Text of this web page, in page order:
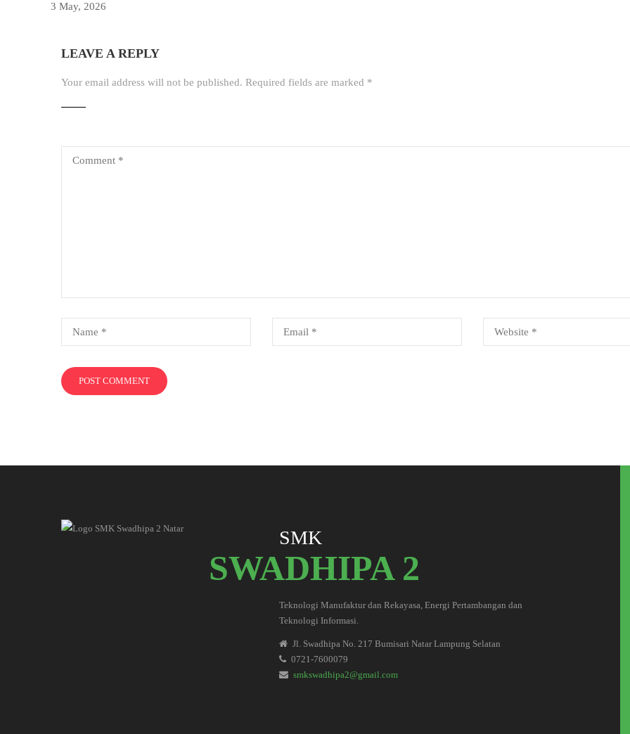
3 May, 2026
LEAVE A REPLY
Your email address will not be published. Required fields are marked *
SMK
SWADHIPA 2
Teknologi Manufaktur dan Rekayasa, Energi Pertambangan dan
Teknologi Informasi.
Jl. Swadhipa No. 217 Bumisari Natar Lampung Selatan
0721-7600079
smkswadhipa2@gmail.com